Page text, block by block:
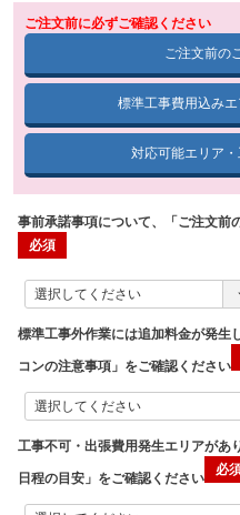
ご注文前に必ずご確認ください
ご注文前の
標準工事費用込み
対応可能エリア
事前承諾事項について、「ご注文前
標準工事外作業には追加料金が発生
コンの注意事項」をご確認ください
工事不可・出張費用発生エリアがあ
日程の目安」をご確認ください